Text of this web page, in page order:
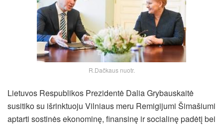
R.Dačkaus nuotr.
Lietuvos Respublikos Prezidentė Dalia Grybauskaitė
susitiko su išrinktuoju Vilniaus meru Remigijumi Šimašiumi
aptarti sostinės ekonominę, finansinę ir socialinę padėtį bei